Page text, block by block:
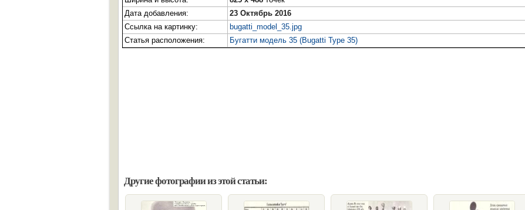
Дата добавления:
23 Октябрь 2016
Ссылка на картинку:
bugatti_model_35.jpg
Статья расположения:
Бугатти модель 35 (Bugatti Type 35)
Другие фотографии из этой статьи: